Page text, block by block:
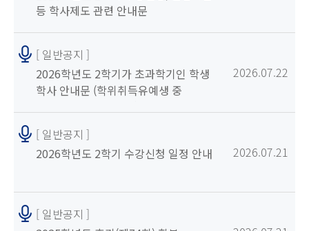
등 학사제도 관련 안내문
[ 일반공지 ]
2026학년도 2학기가 초과학기인 학생
학사 안내문 (학위취득유예생 중
2026.07.22
[ 일반공지 ]
2026학년도 2학기 수강신청 일정 안내
2026.07.21
[ 일반공지 ]